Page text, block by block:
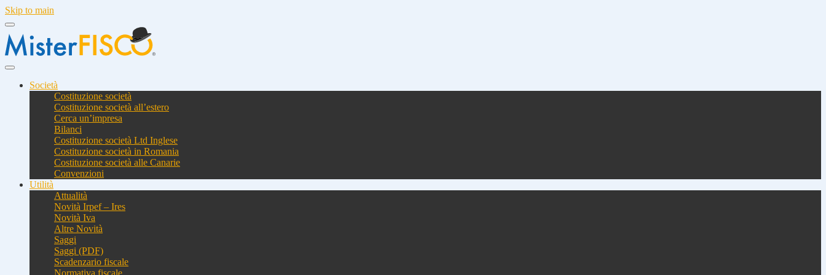
Skip to main
Società
Costituzione società
Costituzione società all’estero
Cerca un’impresa
Bilanci
Costituzione società Ltd Inglese
Costituzione società in Romania
Costituzione società alle Canarie
Convenzioni
Utilità
Attualità
Novità Irpef – Ires
Novità Iva
Altre Novità
Saggi
Saggi (PDF)
Scadenzario fiscale
Normativa fiscale